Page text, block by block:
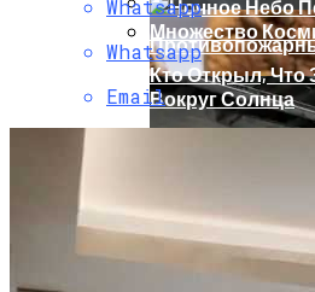
Кто Открыл, Что
Вокруг Солнца
Гипотеза
Имеет
Whatsapp
Whatsapp
Email